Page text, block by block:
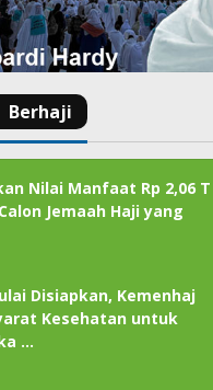
Nilai Manfaat Rp 2,06 T
Jemaah Haji yang
Disiapkan, Kemenhaj
Kesehatan untuk
…